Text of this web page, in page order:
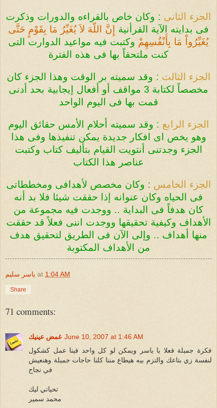
الجزء الثانى : وكان خاص بالقراءه والدورات وذكرت
فى بدايته الآية القرأنية
إِنَّ اللّهَ لاَ يُغَيِّرُ مَا بِقَوْمٍ حَتَّى
يُغَيِّرُواْ مَا بِأَنْفُسِهِمْ وكتبت فيه مواعيد الدوارت التى
كنت ملتحقاً بها فى هذه الفترة
الجزء الثالث : وقد سميته بر الوقت وهذا الجزء كان
مخصصاً لكتابة 3 مواقف أو أفعال إيجابية بحد أدنى
قمت بها فى اليوم الواحد
الجزء الرابع : وقد سميته أحلام الأمس حقائق اليوم
وهو يخص اى افكار جديدة يمكن تنفيذها وفى هذا
الجزء وجدتنى أنتويت القيام بتأليف كتاب وكتبت
عناصر هذا الكتاب
الجزء الخامس : وكان مخصص لأهدافى ومخططاتى
فى الحياه وكان عنوانه إذا حققت شيئا فلا بد
أنه
كان هدفاً فى البداية .. ووجدت فيه مجموعة من
الأهداف وكيفية تحقيقها ووجدت اننى فعلاً قد حققت
منها أهداف .. وإلى الآن فى الطريق لتحقيق هدف
من
الأهداف المكتوبة
ياسر سليم at 1:04 AM
Share
71 comments:
غمض عينيك June 10, 2007 at 1:46 AM
فكرة جميلة فعلا يا ياسر ويمكن لو كل واحد فينا عمل كشكول
لنفسة زي بتاعك والتزم بيه هيطاع مننا كلنا حاجات جميلة وهنعيش
في نجاح
تحياتي ليك
محمد سمير